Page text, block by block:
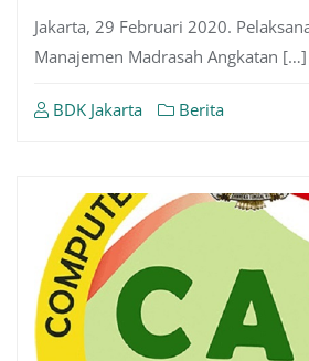
Jakarta, 29 Februari 2020.
Manajemen Madrasah Angkatan […]
BDK Jakarta Berita